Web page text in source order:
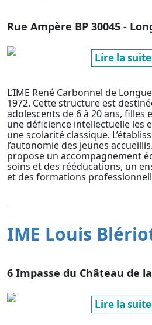
Rue Ampère BP 30045 -
Lire la suite
L’IME René Carbonnel de
1972. Cette structure est
adolescents de 6 à 20 ans,
une déficience intellectuelle les
une scolarité classique.
l’autonomie des jeunes
propose un accompagnement
soins et des rééducations, un
et des formations
IME Louis
6 Impasse du Château de
Lire la suite